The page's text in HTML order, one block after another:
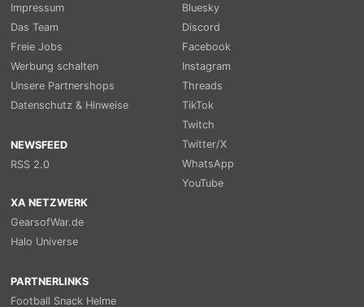
Impressum
Das Team
Freie Jobs
Werbung schalten
Unsere Partnershops
Datenschutz & Hinweise
NEWSFEED
RSS 2.0
Bluesky
Discord
Facebook
Instagram
Threads
TikTok
Twitch
Twitter/X
WhatsApp
YouTube
XA NETZWERK
GearsofWar.de
Halo Universe
PARTNERLINKS
Football Snack Helme